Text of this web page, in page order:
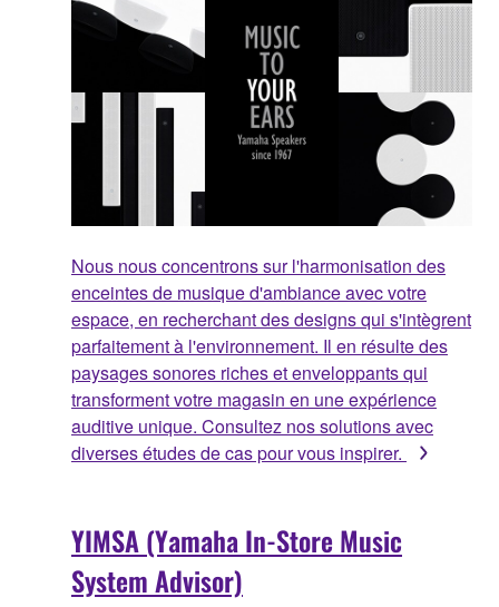
Nous nous concentrons sur l'harmonisation des
enceintes de musique d'ambiance avec votre
espace, en recherchant des designs qui s'intègrent
parfaitement à l'environnement. Il en résulte des
paysages sonores riches et enveloppants qui
transforment votre magasin en une expérience
auditive unique. Consultez nos solutions avec
diverses études de cas pour vous inspirer.
YIMSA (Yamaha In-Store Music
System Advisor)